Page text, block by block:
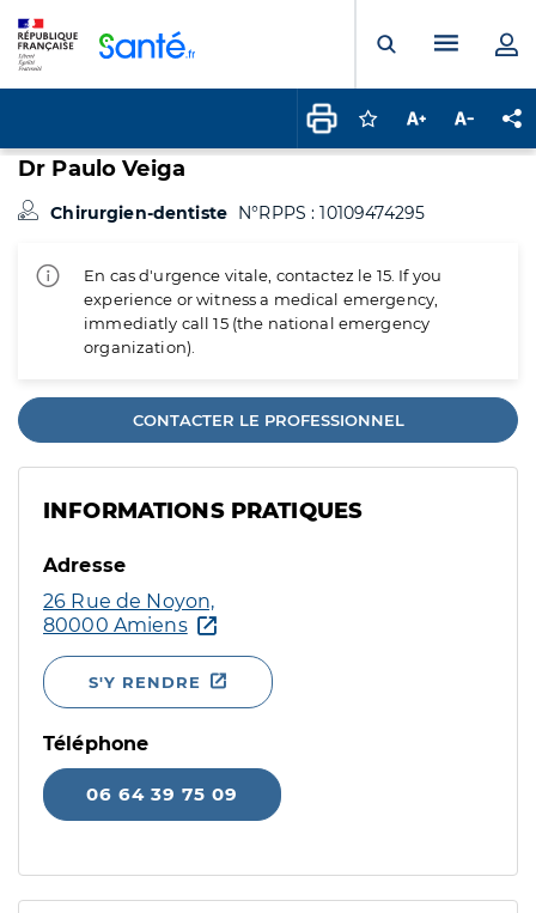
Ouvrir laMenu
Connectez-vous
Augmenter la
Dr Paulo Veiga
Chirurgien-dentiste N°RPPS : 10109474295
En cas d'urgence vitale, contactez le 15. If you
experience or witness a medical emergency,
immediatly call 15 (the national emergency
organization).
CONTACTER LE PROFESSIONNEL
INFORMATIONS PRATIQUES
Adresse
26 Rue de Noyon,
80000 Amiens
S'Y RENDRE
Téléphone
06 64 39 75 09